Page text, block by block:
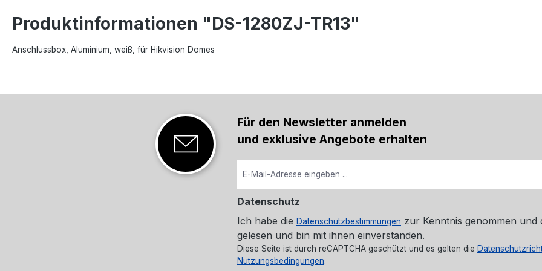
Produktinformationen "DS-1280ZJ-TR13"
Anschlussbox, Aluminium, weiß, für Hikvision Domes
Für den Newsletter anmelden
und exklusive Angebote erhalten
Datenschutz
Ich habe die Datenschutzbestimmungen zur Kenntnis genommen und
gelesen und bin mit ihnen einverstanden.
Diese Seite ist durch reCAPTCHA geschützt und es gelten die
Nutzungsbedingungen.